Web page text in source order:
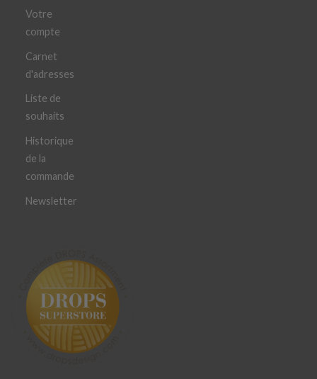
Votre
compte
Carnet
d'adresses
Liste de
souhaits
Historique
de la
commande
Newsletter